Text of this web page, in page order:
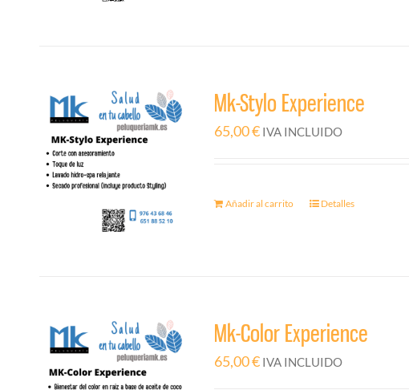
Mk-Stylo Experience
65,00€ IVA INCLUIDO
Añadir al carrito Detalles
Mk-Color Experience
65,00€ IVA INCLUIDO